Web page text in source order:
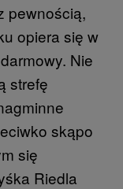
pewnością,
opiera się w
Nie
strefę
skąpo
się
Riedla